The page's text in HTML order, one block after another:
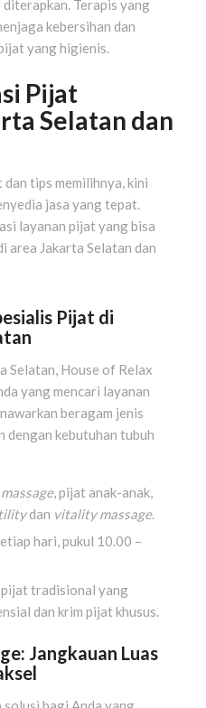
Terapis yang
kebersihan dan
yang higienis.
Pijat
Selatan dan
tips memilihnya, kini
jasa yang tepat.
layanan pijat yang bisa
area Jakarta Selatan dan
Pijat di
Selatan, House of Relax
yang mencari layanan
beragam jenis
dengan kebutuhan tubuh
, pijat anak-anak,
dan vitality massage.
hari, pukul 10.00 –
tradisional yang
dan krim pijat khusus.
Jangkauan Luas